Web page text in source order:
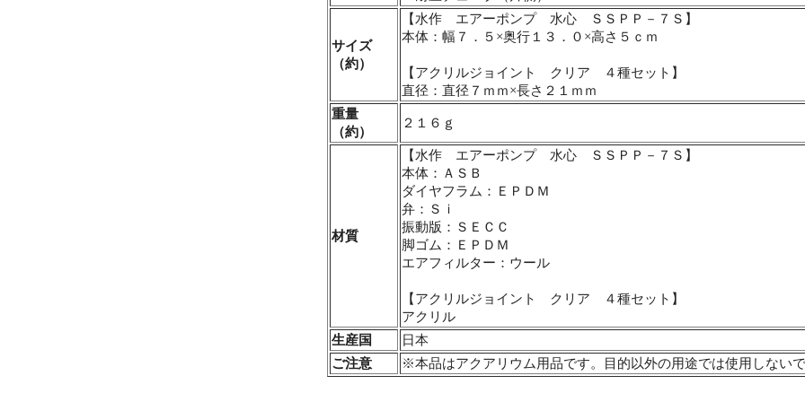
サイズ
（約）
【水作 エアーポンプ 水心 ＳＳＰＰ－７Ｓ】
本体：幅７．５×奥行１３．０×高さ５ｃｍ
【アクリルジョイント クリア ４種セット】
直径：直径７ｍｍ×長さ２１ｍｍ
重量
（約）
２１６ｇ
材質
【水作 エアーポンプ 水心 ＳＳＰＰ－７Ｓ】
本体：ＡＳＢ
ダイヤフラム：ＥＰＤＭ
弁：Ｓｉ
振動版：ＳＥＣＣ
脚ゴム：ＥＰＤＭ
エアフィルター：ウール
【アクリルジョイント クリア ４種セット】
アクリル
生産国
日本
ご注意
※本品はアクアリウム用品です。目的以外の用途では使用しないで